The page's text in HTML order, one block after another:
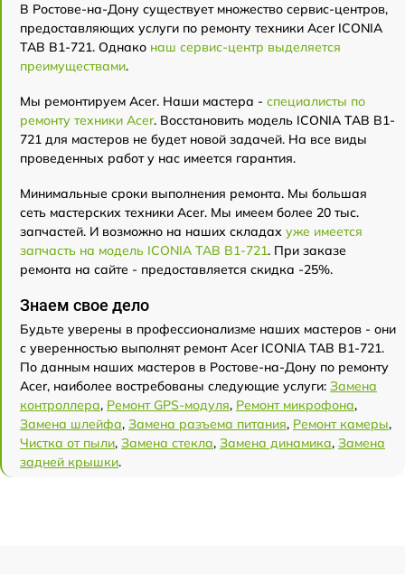
В Ростове-на-Дону существует множество сервис-центров,
предоставляющих услуги по ремонту техники Acer ICONIA
TAB B1-721. Однако наш сервис-центр выделяется
преимуществами.
Мы ремонтируем Acer. Наши мастера - специалисты по
ремонту техники Acer. Восстановить модель ICONIA TAB B1-
721 для мастеров не будет новой задачей. На все виды
проведенных работ у нас имеется гарантия.
Минимальные сроки выполнения ремонта. Мы большая
сеть мастерских техники Acer. Мы имеем более 20 тыс.
запчастей. И возможно на наших складах уже имеется
запчасть на модель ICONIA TAB B1-721. При заказе
ремонта на сайте - предоставляется скидка -25%.
Знаем свое дело
Будьте уверены в профессионализме наших мастеров - они
с уверенностью выполнят ремонт Acer ICONIA TAB B1-721.
По данным наших мастеров в Ростове-на-Дону по ремонту
Acer, наиболее востребованы следующие услуги: Замена
контроллера, Ремонт GPS-модуля, Ремонт микрофона,
Замена шлейфа, Замена разъема питания, Ремонт камеры,
Чистка от пыли, Замена стекла, Замена динамика, Замена
задней крышки.